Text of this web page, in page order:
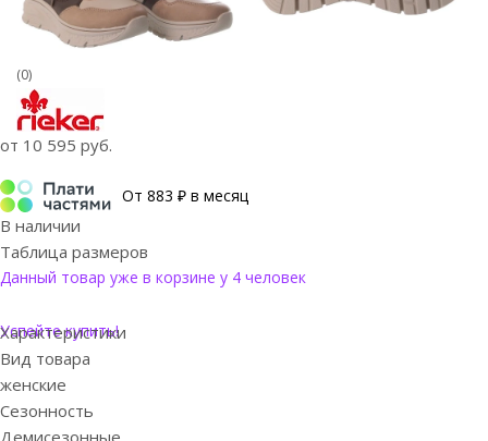
(0)
от 10 595 руб.
От 883 ₽ в месяц
В наличии
Таблица размеров
Данный товар уже в корзине у 4 человек
Успейте купить!
Характеристики
Вид товара
женские
Сезонность
Демисезонные